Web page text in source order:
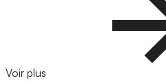
Voir plus